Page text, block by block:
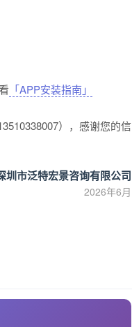
「APP安装指南」
），感谢您的信
圳市泛特宏景咨询有限公司
2026年6月